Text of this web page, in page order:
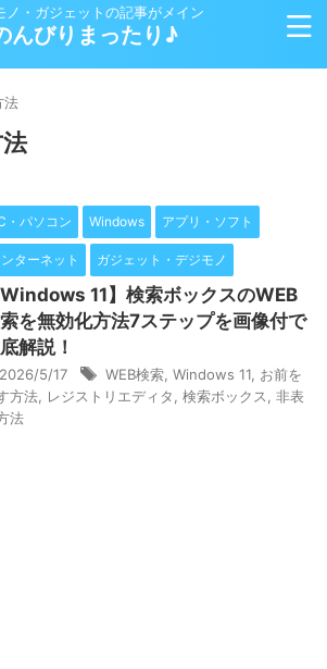
ノ・ガジェットの記事がメイン
んびりまったり♪
法
・パソコン Windows アプリ・ソフト
ターネット ガジェット・デジモノ
Windows 11】検索ボックスのWEB
を無効化方法7ステップを画像付で
解説！
2026/5/17 WEB検索 Windows 11 お前を
方法
レジストリエディタ 検索ボックス
非表
法